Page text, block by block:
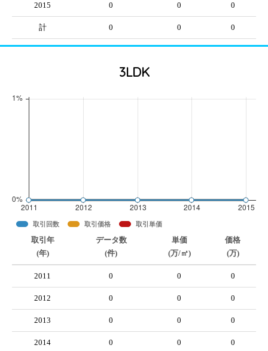
2015 0 0 0
計 0 0 0
3LDK
取引回数 取引価格 取引単価
取引年
(年)
データ数
(件)
単価
(万/㎡)
価格
(万)
2011 0 0 0
2012 0 0 0
2013 0 0 0
2014 0 0 0